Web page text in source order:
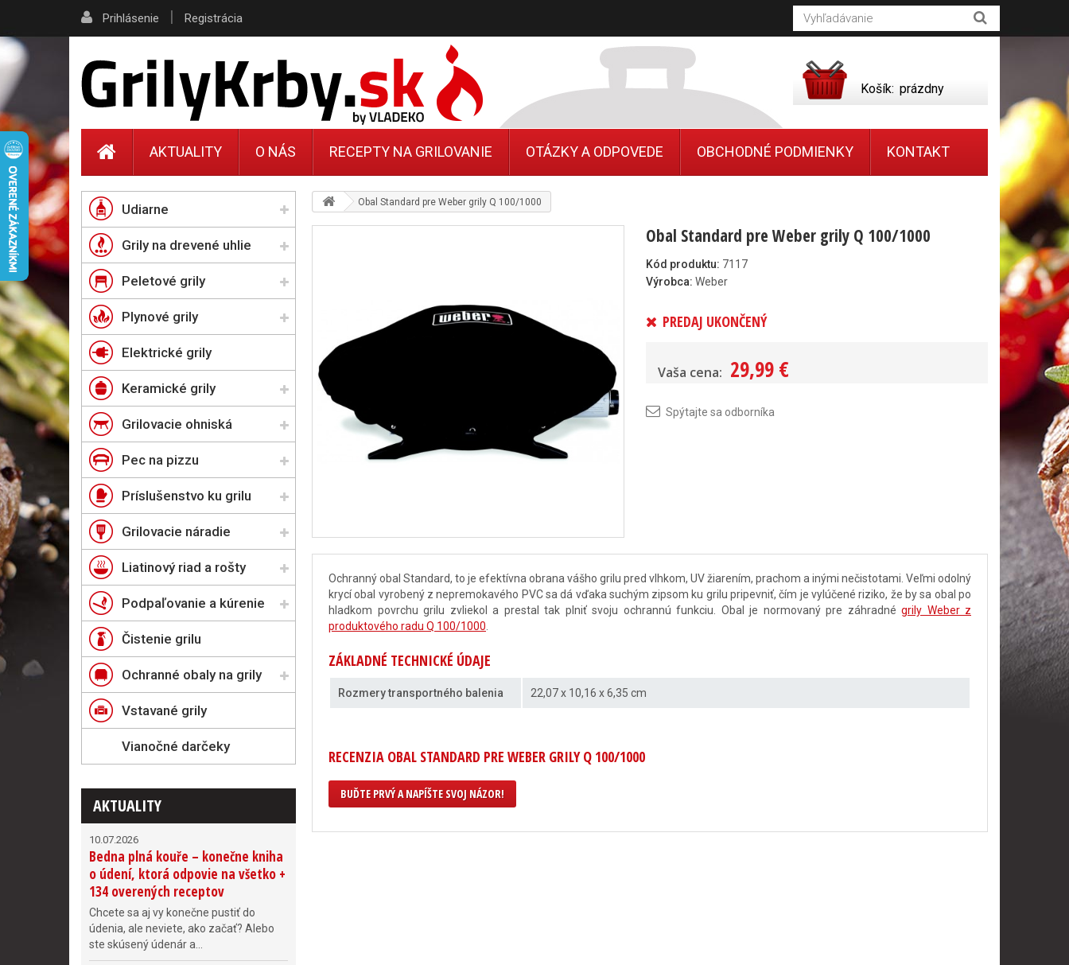
Obal Standard pre Weber grily Q 100/1000
Obal Standard pre Weber grily Q 100/1000
Kód produktu: 7117
Výrobca: Weber
PREDAJ UKONČENÝ
Vaša cena: 29,99 €
Spýtajte sa odborníka
Ochranný obal Standard, to je efektívna obrana vášho grilu pred vlhkom, UV žiarením, prachom a inými nečistotami. Veľmi odolný
krycí obal vyrobený z nepremokavého PVC sa dá vďaka suchým zipsom ku grilu pripevniť, čím je vylúčené riziko, že by sa obal po
hladkom povrchu grilu zvliekol a prestal tak plniť svoju ochrannú funkciu. Obal je normovaný pre záhradné grily Weber z
produktového radu Q 100/1000
ZÁKLADNÉ TECHNICKÉ ÚDAJE
Rozmery transportného balenia 22,07 x 10,16 x 6,35 cm
RECENZIA OBAL STANDARD PRE WEBER GRILY Q 100/1000
BUĎTE PRVÝ A NAPÍŠTE SVOJ NÁZOR!
Udiarne
Grily na drevené uhlie
Peletové grily
Plynové grily
Elektrické grily
Keramické grily
Grilovacie ohniská
Pec na pizzu
Príslušenstvo ku grilu
Grilovacie náradie
Liatinový riad a rošty
Podpaľovanie a kúrenie
Čistenie grilu
Ochranné obaly na grily
Vstavané grily
Vianočné darčeky
AKTUALITY
10.07.2026
Bedna plná kouře – konečne kniha
o údení, ktorá odpovie na všetko +
134 overených receptov
Chcete sa aj vy konečne pustiť do
údenia, ale neviete, ako začať? Alebo
ste skúsený údenár a...
Prihlásenie | Registrácia
Košík: prázdny
AKTUALITY O NÁS RECEPTY NA GRILOVANIE OTÁZKY A ODPOVEDE OBCHODNÉ PODMIENKY KONTAKT